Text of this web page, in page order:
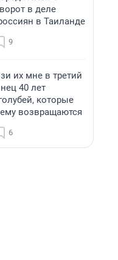
в деле
в Таиланде
9
их мне в третий
40 лет
которые
возвращаются
6